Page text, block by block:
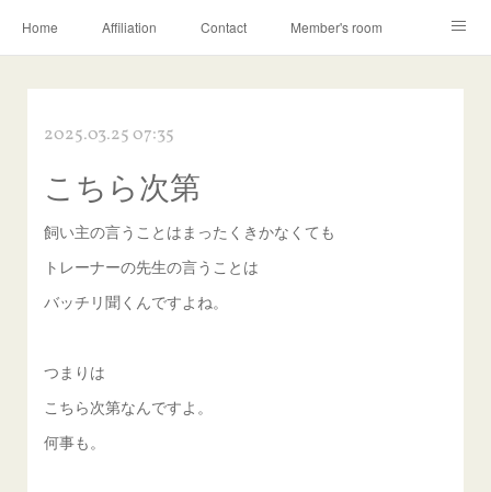
Home Affiliation Contact Member's room
2025.03.25 07:35
こちら次第
飼い主の言うことはまったくきかなくても
トレーナーの先生の言うことは
バッチリ聞くんですよね。
つまりは
こちら次第なんですよ。
何事も。